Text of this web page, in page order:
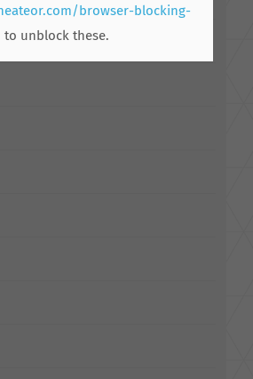
browser-blocking-
to unblock these.